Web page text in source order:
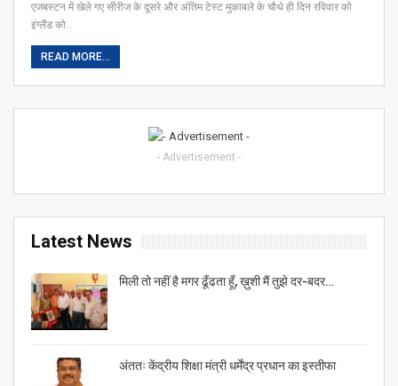
एजबस्टन में खेले गए सीरीज के दूसरे और अंतिम टेस्ट मुकाबले के चौथे ही दिन रविवार को
इंग्लैंड को…
READ MORE...
- Advertisement -
Latest News
मिली तो नहीं है मगर ढूँढता हूँ, ख़ुशी मैं तुझे दर-बदर…
अंततः केंद्रीय शिक्षा मंत्री धर्मेंद्र प्रधान का इस्तीफा